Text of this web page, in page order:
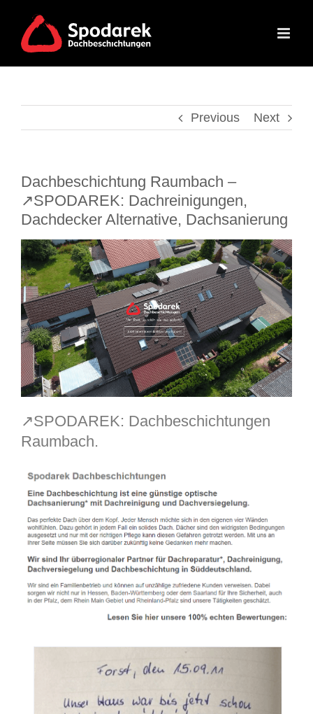
content
Previous Next
Dachbeschichtung Raumbach –
↗️SPODAREK: Dachreinigungen,
Dachdecker Alternative, Dachsanierung
↗️SPODAREK: Dachbeschichtungen
Raumbach.